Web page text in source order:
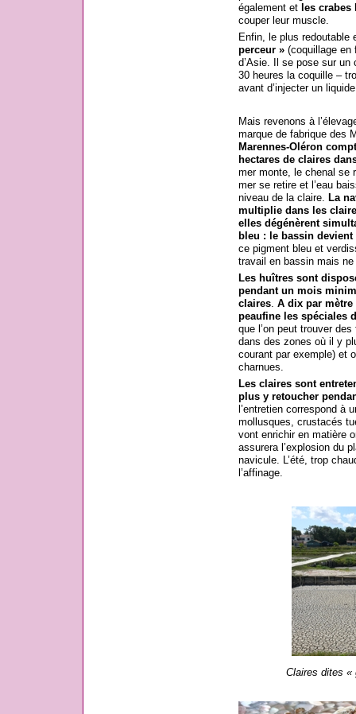
également et les crabes
couper leur muscle.
Enfin, le plus redoutable
perceur »(coquillage en
d’Asie. Il se pose sur un
30 heures la coquille –
avant d’injecter un
Mais revenons à
marque de fabrique des
Marennes-Oléron
hectares de claires
mer monte, le chenal se
mer se retire et l’eau
niveau de la claire. La
multiplie dans les
elles dégénèrent
bleu : le bassin
ce pigment bleu et
travail en bassin mais
Les huîtres sont
pendant un mois
claires. A dix par mètre
peaufine les spéciales
que l’on peut trouver
dans des zones où il y
courant par exemple) et
charnues.
Les claires sont
plus y retoucher
l’entretien correspond à
mollusques, crustacés
vont enrichir en matière
assurera l’explosion du
navicule. L’été, trop
l’affinage.
Claires dites «